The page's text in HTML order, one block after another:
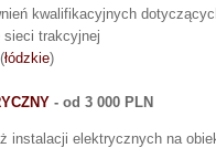
kwalifikacyjnych
sieci trakcyjnej
(łódzkie)
- od 3 000 PLN
instalacji elektrycznych na